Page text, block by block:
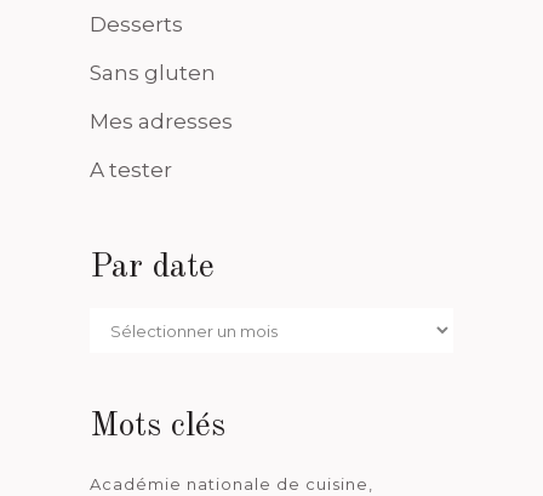
Desserts
Sans gluten
Mes adresses
A tester
Par date
Par
Mots clés
Académie nationale de cuisine